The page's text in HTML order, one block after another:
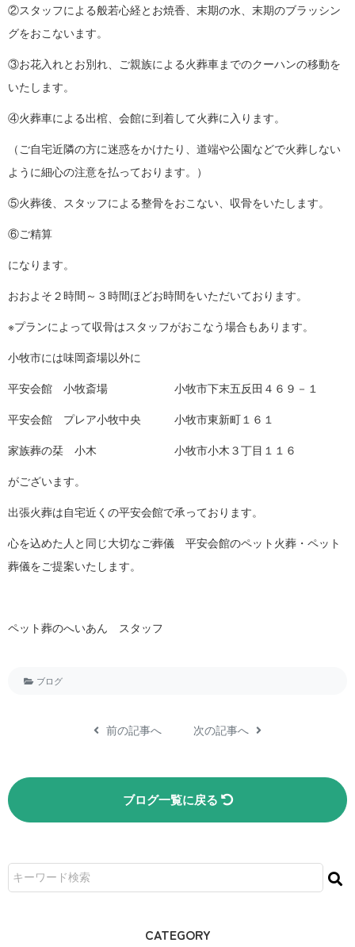
②スタッフによる般若心経とお焼香、末期の水、末期のブラッシン
グをおこないます。
③お花入れとお別れ、ご親族による火葬車までのクーハンの移動を
いたします。
④火葬車による出棺、会館に到着して火葬に入ります。
（ご自宅近隣の方に迷惑をかけたり、道端や公園などで火葬しない
ように細心の注意を払っております。）
⑤火葬後、スタッフによる整骨をおこない、収骨をいたします。
⑥ご精算
になります。
おおよそ２時間～３時間ほどお時間をいただいております。
※プランによって収骨はスタッフがおこなう場合もあります。
小牧市には味岡斎場以外に
平安会館 小牧斎場 小牧市下末五反田４６９－１
平安会館 プレア小牧中央 小牧市東新町１６１
家族葬の栞 小木 小牧市小木３丁目１１６
がございます。
出張火葬は自宅近くの平安会館で承っております。
心を込めた人と同じ大切なご葬儀 平安会館のペット火葬・ペット
葬儀をご提案いたします。
ペット葬のへいあん スタッフ
ブログ
前の記事へ 次の記事へ
ブログ一覧に戻る
CATEGORY